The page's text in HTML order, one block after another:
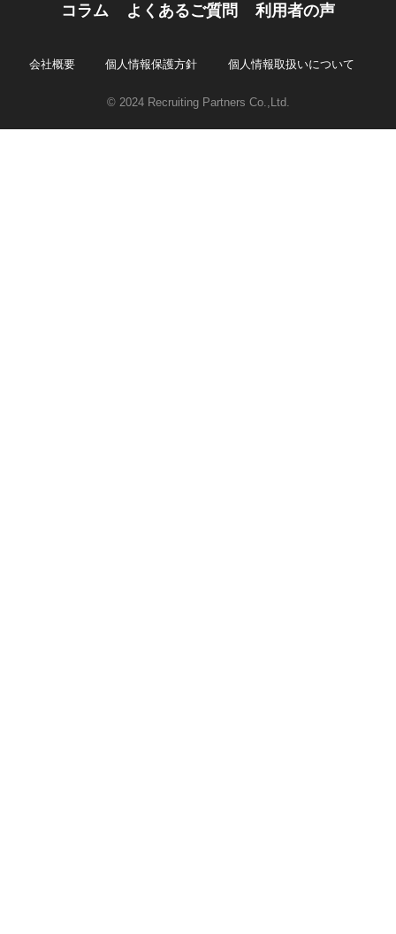
コラム
よくあるご質問 利用者の声
会社概要 個人情報保護方針 個人情報取扱いについて
© 2024 Recruiting Partners Co.,Ltd.